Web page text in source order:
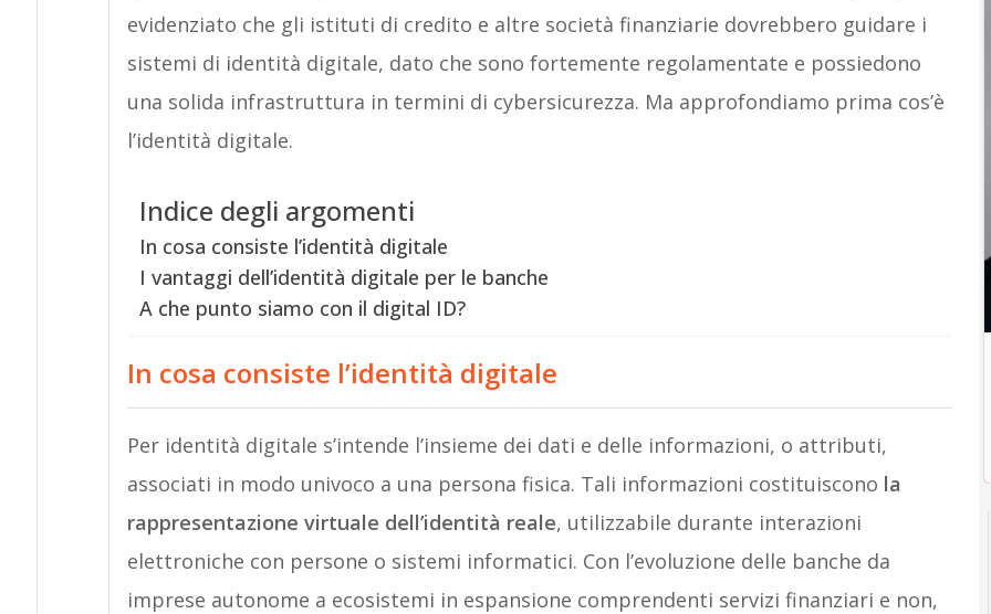
evidenziato che gli istituti di credito e altre società finanziarie dovrebbero guidare i
sistemi di identità digitale, dato che sono fortemente regolamentate e possiedono
una solida infrastruttura in termini di cybersicurezza. Ma approfondiamo prima cos’è
l’identità digitale.
Indice degli argomenti
In cosa consiste l’identità digitale
I vantaggi dell’identità digitale per le banche
A che punto siamo con il digital ID?
In cosa consiste l’identità digitale
Per identità digitale s’intende l’insieme dei dati e delle informazioni, o attributi,
associati in modo univoco a una persona fisica. Tali informazioni costituiscono la
rappresentazione virtuale dell’identità reale, utilizzabile durante interazioni
elettroniche con persone o sistemi informatici. Con l’evoluzione delle banche da
imprese autonome a ecosistemi in espansione comprendenti servizi finanziari e non,